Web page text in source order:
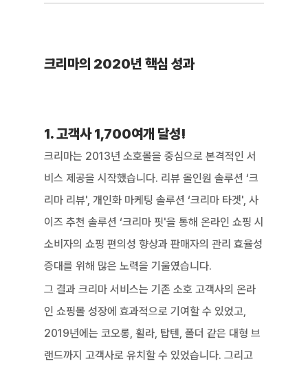
크리마의 2020년 핵심 성과
1. 고객사 1,700여개 달성!
크리마는 2013년 소호몰을 중심으로 본격적인 서
비스 제공을 시작했습니다. 리뷰 올인원 솔루션 ‘크
리마 리뷰', 개인화 마케팅 솔루션 ‘크리마 타겟', 사
이즈 추천 솔루션 ‘크리마 핏'을 통해 온라인 쇼핑 시
소비자의 쇼핑 편의성 향상과 판매자의 관리 효율성
증대를 위해 많은 노력을 기울였습니다.
그 결과 크리마 서비스는 기존 소호 고객사의 온라
인 쇼핑몰 성장에 효과적으로 기여할 수 있었고,
2019년에는 코오롱, 휠라, 탑텐, 폴더 같은 대형 브
랜드까지 고객사로 유치할 수 있었습니다. 그리고